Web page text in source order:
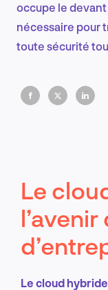
occupe le
nécessaire pour
toute sécurité
l'IA sont les
Le
Le cloud hybride